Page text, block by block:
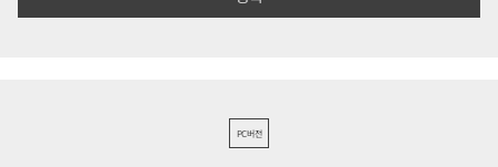
PC버전